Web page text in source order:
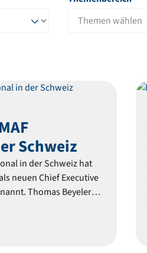
Schweiz
in der Schweiz hat
neuen Chief Executive
Thomas Beyeler
zurück.